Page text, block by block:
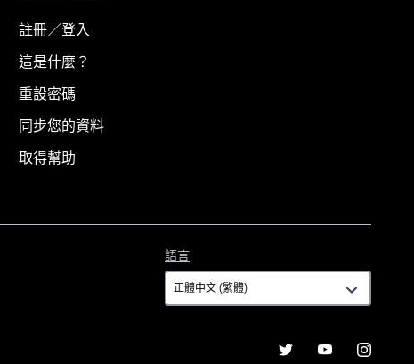
註冊／登入
這是什麼？
重設密碼
同步您的資料
取得幫助
語言
言